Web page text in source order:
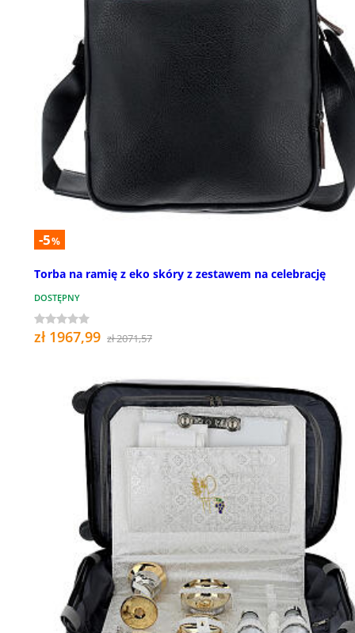
-5%
Torba na ramię z eko skóry z zestawem na celebrację
DOSTĘPNY
zł 1967,99 zł 2071,57